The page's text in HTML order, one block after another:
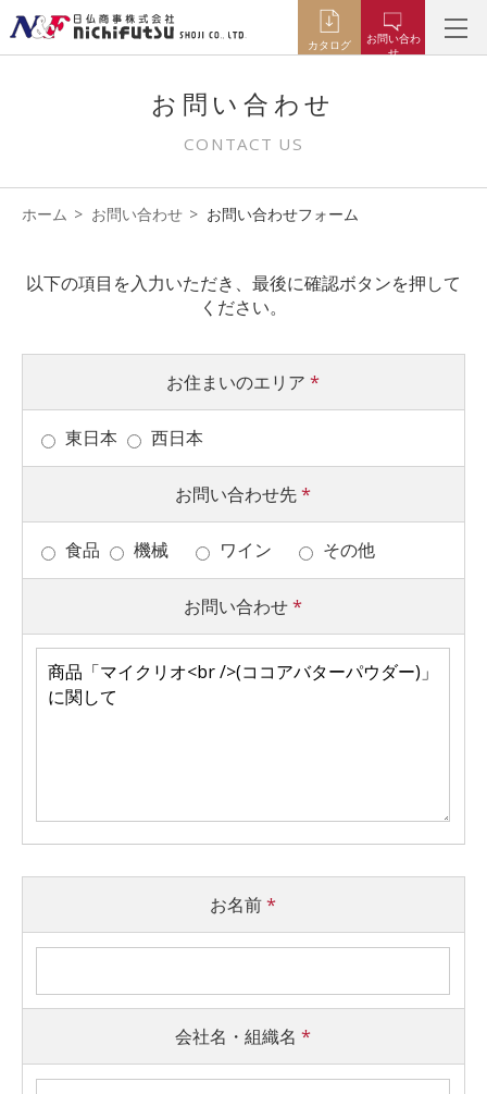
カタログ
お問い合わ
せ
お問い合わせ
CONTACT US
ホーム お問い合わせ お問い合わせフォーム
以下の項目を入力いただき、最後に確認ボタンを押して
ください。
お住まいのエリア*
東日本 西日本
お問い合わせ先*
食品 機械 ワイン その他
お問い合わせ*
お名前*
会社名・組織名*